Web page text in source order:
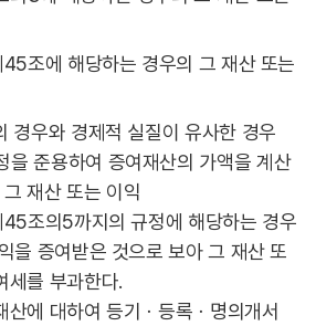
조에 해당하는 경우의 그 재산 또는
경우와 경제적 실질이 유사한 경우
을 준용하여 증여재산의 가액을 계산
재산 또는 이익
조의5까지의 규정에 해당하는 경우
을 증여받은 것으로 보아 그 재산 또
세를 부과한다.
에 대하여 등기ㆍ등록ㆍ명의개서